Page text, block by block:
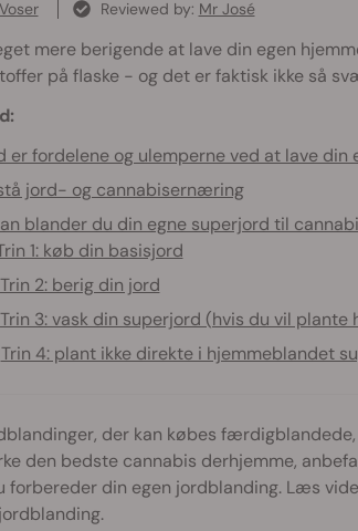
Reviewed by: Mr José
mere berigende at lave din egen
på flaske - og det er faktisk ikke så
er fordelene og ulemperne ved at lave din
jord- og cannabisernæring
blander du din egne superjord til
1: køb din basisjord
Trin 2: berig din jord
Trin 3: vask din superjord (hvis du vil plante
Trin 4: plant ikke direkte i hjemmeblandet
der kan købes
den bedste cannabis derhjemme,
forbereder din egen jordblanding. Læs